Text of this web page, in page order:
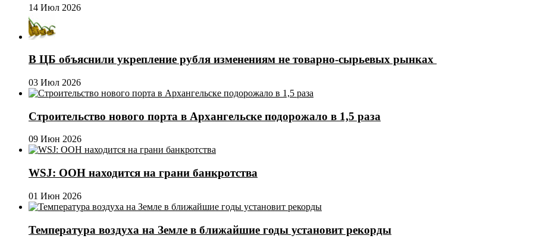
14 Июл 2026
В ЦБ объяснили укрепление рубля изменениям не товарно-сырьевых рынках
03 Июл 2026
Строительство нового порта в Архангельске подорожало в 1,5 раза
09 Июн 2026
WSJ: ООН находится на грани банкротства
01 Июн 2026
Температура воздуха на Земле в ближайшие годы установит рекорды